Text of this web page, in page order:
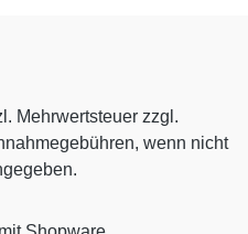
Mehrwertsteuer zzgl.
wenn nicht